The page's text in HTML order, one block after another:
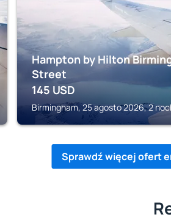
Hampton by Hilton
Street
145 USD
Birmingham, 25 agosto 2026, 2
Sprawdź więcej ofert